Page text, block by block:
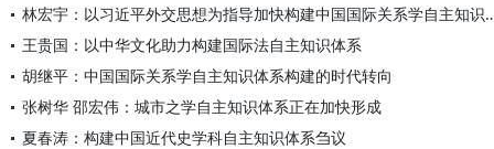
林宏宇：以习近平外交思想为
王贵国：以中华文化助力构建国际法自主知识体系
胡继平：中国国际关系学自主知识体系构建的时代转向
张树华 邵宏伟：城市之学自主知识体系正在加快形成
夏春涛：构建中国近代史学科自主知识体系刍议